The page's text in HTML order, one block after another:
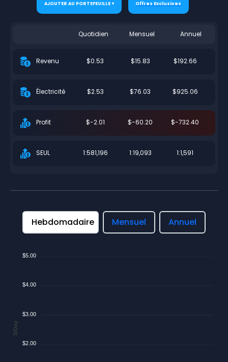
AJOUTER AU PORTEFEUILLE + Offres Exclusives
Quotidien Mensuel Annuel
Revenu $0.53 $15.83 $192.66
Électricité $2.53 $76.03 $925.06
Profit $-2.01 $-60.20 $-732.40
SEUL 1:581,196 1:19,093 1:1,591
Hebdomadaire Mensuel Annuel
$5.00
$4.00
$3.00
$2.00
$/Day